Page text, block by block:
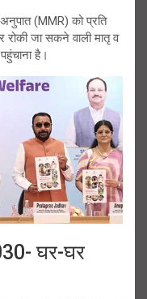
(MMR) को प्रति
जा सकने वाली मातृ व
है।
घर-घर